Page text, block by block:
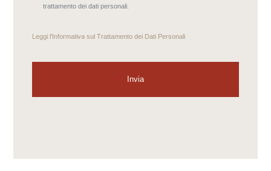
trattamento dei dati personali.
Leggi l'Informativa sul Trattamento dei Dati Personali